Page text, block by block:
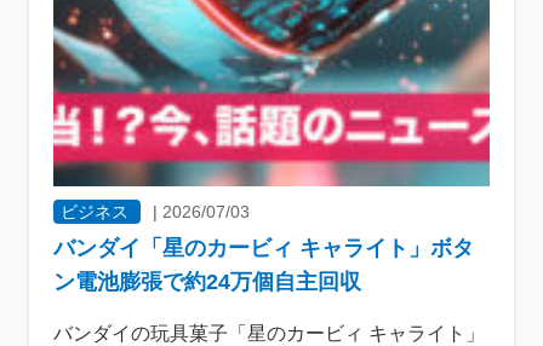
ビジネス |2026/07/03
バンダイ「星のカービィ キャライト」ボタ
ン電池膨張で約24万個自主回収
バンダイの玩具菓子「星のカービィ キャライト」